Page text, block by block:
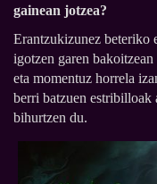
gainean jotzea?
Erantzukizunez beteriko
igotzen garen
eta momentuz horrela
berri batzuen estribilloak
bihurtzen du.